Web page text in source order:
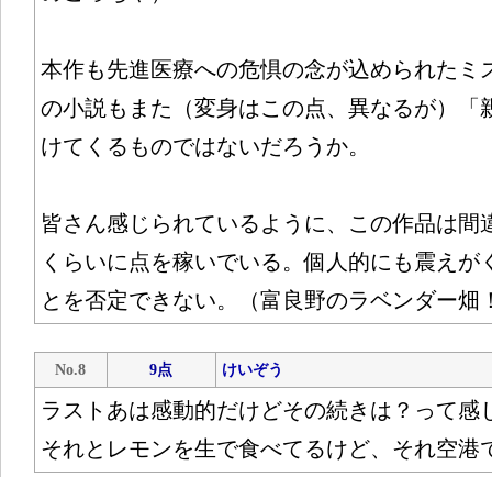
本作も先進医療への危惧の念が込められたミ
の小説もまた（変身はこの点、異なるが）「
けてくるものではないだろうか。
皆さん感じられているように、この作品は間
くらいに点を稼いでいる。個人的にも震えが
とを否定できない。（富良野のラベンダー畑
No.8 9点 けいぞう
ラストあは感動的だけどその続きは？って感
それとレモンを生で食べてるけど、それ空港